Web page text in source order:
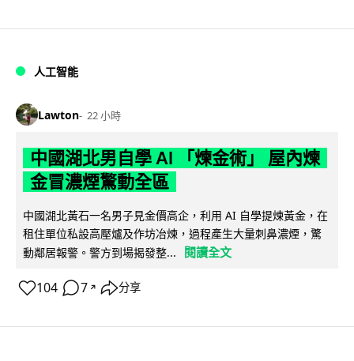
人工智能
Lawton 22 小時
中國湖北男自學 AI 「煉金術」 屋內煉
金冒濃煙驚動全區
中國湖北黃石一名男子見金價高企，利用 AI 自學提煉黃金，在
租住單位私設高壓爐及作坊冶煉，過程產生大量刺鼻濃煙，驚
動鄰居報警。警方到場揭發整...
閱讀全文
104 7 ↗ 分享